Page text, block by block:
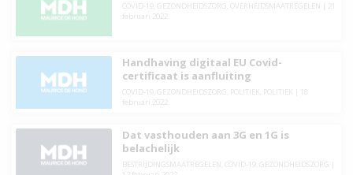
COVID-19, GEZONDHEIDSZORG OVERHEIDSMAATREGELEN
21
februari 2022
Handhaving digitaal EU Covid-
certificaat is aanfluiting
COVID-19, GEZONDHEIDSZORG POLITIEK POLITIEK
18
februari 2022
Dat vasthouden aan 3G en 1G is
belachelijk
BESTRIJDINGSMAATREGELEN COVID-19, GEZONDHEIDSZORG